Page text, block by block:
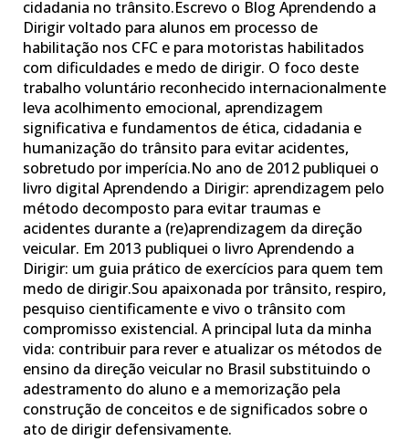
cidadania no trânsito.Escrevo o Blog Aprendendo a
Dirigir voltado para alunos em processo de
habilitação nos CFC e para motoristas habilitados
com dificuldades e medo de dirigir. O foco deste
trabalho voluntário reconhecido internacionalmente
leva acolhimento emocional, aprendizagem
significativa e fundamentos de ética, cidadania e
humanização do trânsito para evitar acidentes,
sobretudo por imperícia.No ano de 2012 publiquei o
livro digital Aprendendo a Dirigir: aprendizagem pelo
método decomposto para evitar traumas e
acidentes durante a (re)aprendizagem da direção
veicular. Em 2013 publiquei o livro Aprendendo a
Dirigir: um guia prático de exercícios para quem tem
medo de dirigir.Sou apaixonada por trânsito, respiro,
pesquiso cientificamente e vivo o trânsito com
compromisso existencial. A principal luta da minha
vida: contribuir para rever e atualizar os métodos de
ensino da direção veicular no Brasil substituindo o
adestramento do aluno e a memorização pela
construção de conceitos e de significados sobre o
ato de dirigir defensivamente.